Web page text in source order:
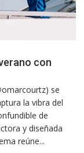
con
se
la vibra del
de
y diseñada
reúne...